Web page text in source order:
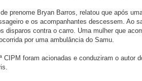
prenome Bryan Barros, relatou que após
e os acompanhantes descessem. Ao
disparos contra o carro. Uma mulher que
por uma ambulância do Samu.
CIPM foram acionadas e conduziram o autor